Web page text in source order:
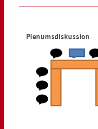
Ple­nums­dis­kus­si­on